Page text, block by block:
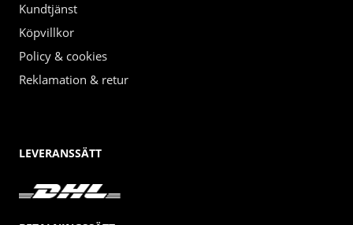
Kundtjänst
Köpvillkor
Policy & cookies
Reklamation & retur
LEVERANSSÄTT